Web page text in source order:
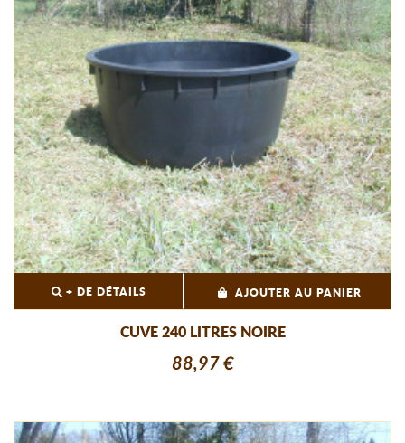
+ DE DÉTAILS AJOUTER AU PANIER
CUVE 240 LITRES NOIRE
88,97 €